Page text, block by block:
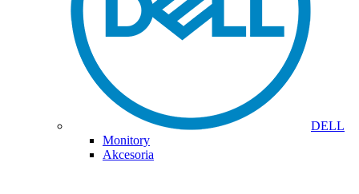
DELL
Monitory
Akcesoria